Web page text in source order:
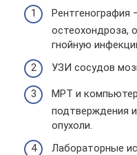
Рентгенография
остеохондроза,
гнойную
УЗИ сосудов
МРТ и
подтверждения
опухоли.
Лабораторные